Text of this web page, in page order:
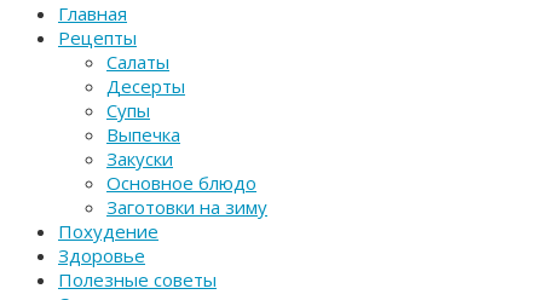
Главная
Рецепты
Салаты
Десерты
Супы
Выпечка
Закуски
Основное блюдо
Заготовки на зиму
Похудение
Здоровье
Полезные советы